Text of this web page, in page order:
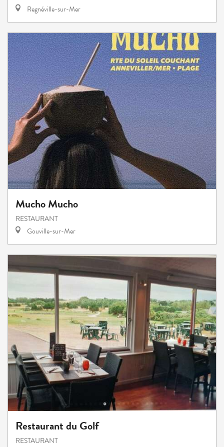
Regnéville-sur-Mer
Mucho Mucho
RESTAURANT
Gouville-sur-Mer
Restaurant du Golf
RESTAURANT